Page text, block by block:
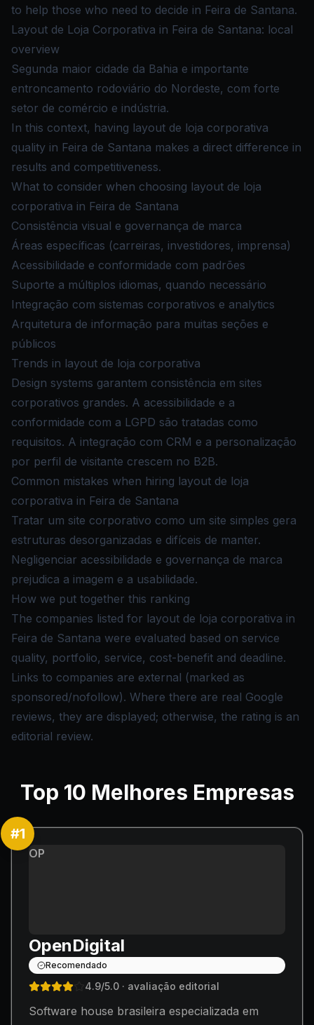
to help those who need to decide in Feira de Santana.
Layout de Loja Corporativa in Feira de Santana: local
overview
Segunda maior cidade da Bahia e importante
entroncamento rodoviário do Nordeste, com forte
setor de comércio e indústria.
In this context, having layout de loja corporativa
quality in Feira de Santana makes a direct difference in
results and competitiveness.
What to consider when choosing layout de loja
corporativa in Feira de Santana
Consistência visual e governança de marca
Áreas específicas (carreiras, investidores, imprensa)
Acessibilidade e conformidade com padrões
Suporte a múltiplos idiomas, quando necessário
Integração com sistemas corporativos e analytics
Arquitetura de informação para muitas seções e
públicos
Trends in layout de loja corporativa
Design systems garantem consistência em sites
corporativos grandes. A acessibilidade e a
conformidade com a LGPD são tratadas como
requisitos. A integração com CRM e a personalização
por perfil de visitante crescem no B2B.
Common mistakes when hiring layout de loja
corporativa in Feira de Santana
Tratar um site corporativo como um site simples gera
estruturas desorganizadas e difíceis de manter.
Negligenciar acessibilidade e governança de marca
prejudica a imagem e a usabilidade.
How we put together this ranking
The companies listed for layout de loja corporativa in
Feira de Santana were evaluated based on service
quality, portfolio, service, cost-benefit and deadline.
Links to companies are external (marked as
sponsored/nofollow). Where there are real Google
reviews, they are displayed; otherwise, the rating is an
editorial review.
Top 10 Melhores Empresas
#1
OP
OpenDigital
Recomendado
4.9/5.0 · avaliação editorial
Software house brasileira especializada em